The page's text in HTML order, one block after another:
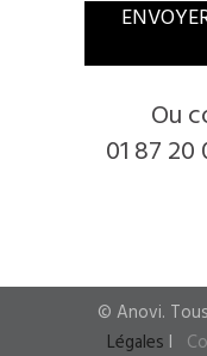
​Ou
01 87
© ​Anovi.
Légales I